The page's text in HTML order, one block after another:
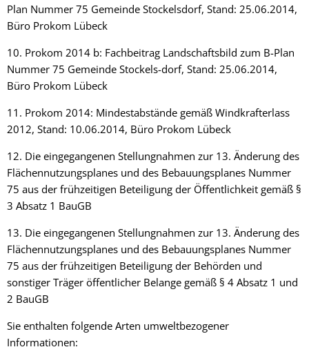
Plan Nummer 75 Gemeinde Stockelsdorf, Stand: 25.06.2014,
Büro Prokom Lübeck
10. Prokom 2014 b: Fachbeitrag Landschaftsbild zum B-Plan
Nummer 75 Gemeinde Stockels-dorf, Stand: 25.06.2014,
Büro Prokom Lübeck
11. Prokom 2014: Mindestabstände gemäß Windkrafterlass
2012, Stand: 10.06.2014, Büro Prokom Lübeck
12. Die eingegangenen Stellungnahmen zur 13. Änderung des
Flächennutzungsplanes und des Bebauungsplanes Nummer
75 aus der frühzeitigen Beteiligung der Öffentlichkeit gemäß §
3 Absatz 1 BauGB
13. Die eingegangenen Stellungnahmen zur 13. Änderung des
Flächennutzungsplanes und des Bebauungsplanes Nummer
75 aus der frühzeitigen Beteiligung der Behörden und
sonstiger Träger öffentlicher Belange gemäß § 4 Absatz 1 und
2 BauGB
Sie enthalten folgende Arten umweltbezogener
Informationen: